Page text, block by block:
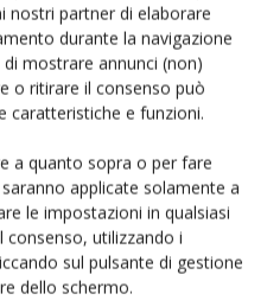
nostri partner di elaborare
durante la navigazione
mostrare annunci (non)
o ritirare il consenso può
caratteristiche e funzioni.
a quanto sopra o per fare
applicate solamente a
le impostazioni in qualsiasi
utilizzando i
sul pulsante di gestione
dello schermo.